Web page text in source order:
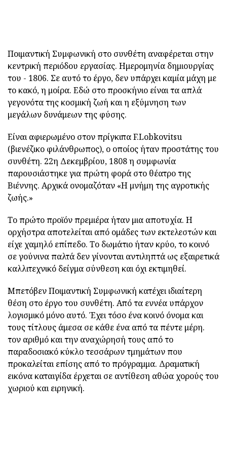
Ποιμαντική Συμφωνική στο συνθέτη αναφέρεται στην
κεντρική περιόδου εργασίας. Ημερομηνία δημιουργίας
του - 1806. Σε αυτό το έργο, δεν υπάρχει καμία μάχη με
το κακό, η μοίρα. Εδώ στο προσκήνιο είναι τα απλά
γεγονότα της κοσμική ζωή και η εξύμνηση των
μεγάλων δυνάμεων της φύσης.
Είναι αφιερωμένο στον πρίγκιπα F.Lobkovitsu
(βιενέζικο φιλάνθρωπος), ο οποίος ήταν προστάτης του
συνθέτη. 22η Δεκεμβρίου, 1808 η συμφωνία
παρουσιάστηκε για πρώτη φορά στο θέατρο της
Βιέννης. Αρχικά ονομαζόταν «Η μνήμη της αγροτικής
ζωής.»
Το πρώτο προϊόν πρεμιέρα ήταν μια αποτυχία. Η
ορχήστρα αποτελείται από ομάδες των εκτελεστών και
είχε χαμηλό επίπεδο. Το δωμάτιο ήταν κρύο, το κοινό
σε γούνινα παλτά δεν γίνονται αντιληπτά ως εξαιρετικά
καλλιτεχνικό δείγμα σύνθεση και όχι εκτιμηθεί.
Μπετόβεν Ποιμαντική Συμφωνική κατέχει ιδιαίτερη
θέση στο έργο του συνθέτη. Από τα εννέα υπάρχον
λογισμικό μόνο αυτό. Έχει τόσο ένα κοινό όνομα και
τους τίτλους άμεσα σε κάθε ένα από τα πέντε μέρη.
τον αριθμό και την αναχώρησή τους από το
παραδοσιακό κύκλο τεσσάρων τμημάτων που
προκαλείται επίσης από το πρόγραμμα. Δραματική
εικόνα καταιγίδα έρχεται σε αντίθεση αθώα χορούς του
χωριού και ειρηνική.